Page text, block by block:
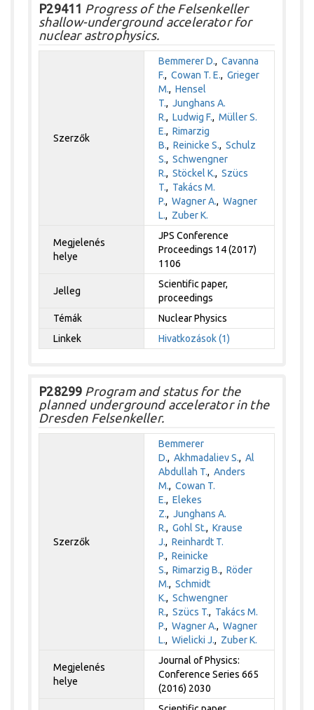
P29411 Progress of the Felsenkeller
shallow-underground accelerator for
nuclear astrophysics.
Szerzők
Bemmerer D.,Cavanna
F.,Cowan T. E.,Grieger
M.,Hensel
T.,Junghans A.
R.,Ludwig F.,Müller S.
E.,Rimarzig
B.,Reinicke S.,Schulz
S.,Schwengner
R.,Stöckel K.,Szücs
T., Takács M.
P.,Wagner A.,Wagner
L., Zuber K.
Megjelenés
helye
JPS Conference
Proceedings 14 (2017)
1106
Jelleg
Scientific paper,
proceedings
Témák
Nuclear Physics
Linkek
Hivatkozások (1)
P28299 Program and status for the
planned underground accelerator in the
Dresden Felsenkeller.
Szerzők
Bemmerer
D.,Akhmadaliev S.,Al
Abdullah T.,Anders
M.,Cowan T.
E.,Elekes
Z.,Junghans A.
R.,Gohl St.,Krause
J.,Reinhardt T.
P.,Reinicke
S.,Rimarzig B.,Röder
M.,Schmidt
K.,Schwengner
R.,Szücs T., Takács M.
P.,Wagner A.,Wagner
L.,Wielicki J., Zuber K.
Megjelenés
helye
Journal of Physics:
Conference Series 665
(2016) 2030